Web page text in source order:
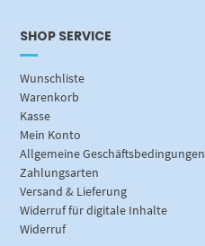
SHOP SERVICE
Wunschliste
Warenkorb
Kasse
Mein Konto
Allgemeine Geschäftsbedingungen
Zahlungsarten
Versand & Lieferung
Widerruf für digitale Inhalte
Widerruf